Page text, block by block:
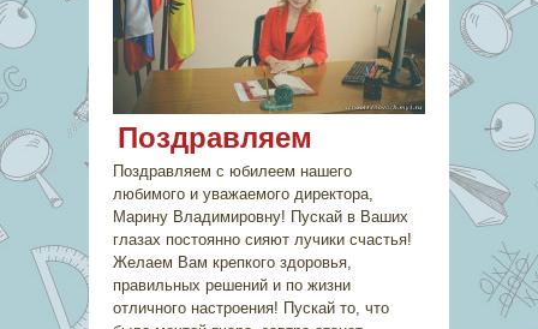
Поздравляем
Поздравляем с юбилеем нашего
любимого и уважаемого директора,
Марину Владимировну! Пускай в Ваших
глазах постоянно сияют лучики счастья!
Желаем Вам крепкого здоровья,
правильных решений и по жизни
отличного настроения! Пускай то, что